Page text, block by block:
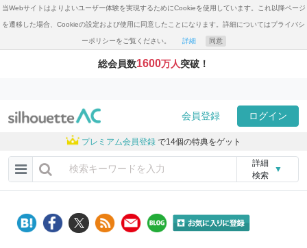
当Webサイトはよりよいユーザー体験を実現するためにCookieを使用しています。これ以降ページ
を遷移した場合、Cookieの設定および使用に同意したことになります。詳細についてはプライバシ
ーポリシーをご覧ください。 詳細 同意
総会員数1600万人突破！
会員登録 ログイン
プレミアム会員登録 で14個の特典をゲット
詳細
検索
▼